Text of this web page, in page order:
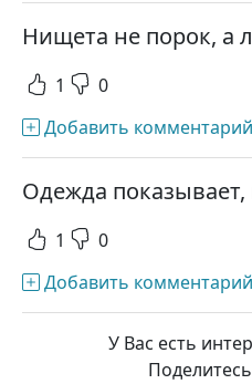
Нищета не порок, а
1 0
Добавить комментарий
Одежда показывает,
1 0
Добавить комментарий
Загрузить ещё
У Вас есть